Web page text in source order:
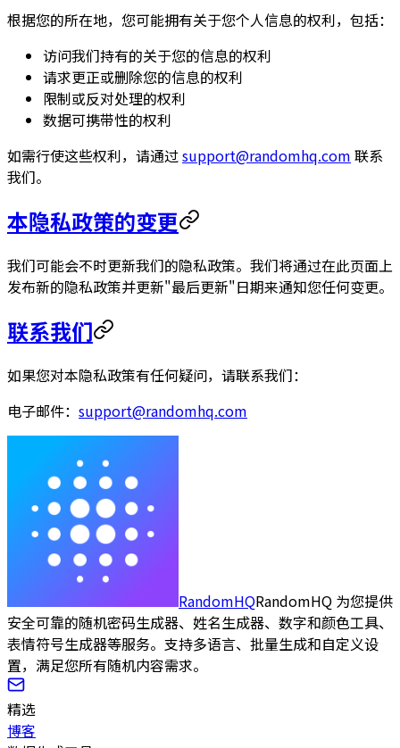
根据您的所在地，您可能拥有关于您个人信息的权利，包括：
访问我们持有的关于您的信息的权利
请求更正或删除您的信息的权利
限制或反对处理的权利
数据可携带性的权利
如需行使这些权利，请通过support@randomhq.com 联系
我们。
本隐私政策的变更
我们可能会不时更新我们的隐私政策。我们将通过在此页面上
发布新的隐私政策并更新"最后更新"日期来通知您任何变更。
联系我们
如果您对本隐私政策有任何疑问，请联系我们：
电子邮件： support@randomhq.com
RandomHQRandomHQ 为您提供
安全可靠的随机密码生成器、姓名生成器、数字和颜色工具、
表情符号生成器等服务。支持多语言、批量生成和自定义设
置，满足您所有随机内容需求。
精选
博客